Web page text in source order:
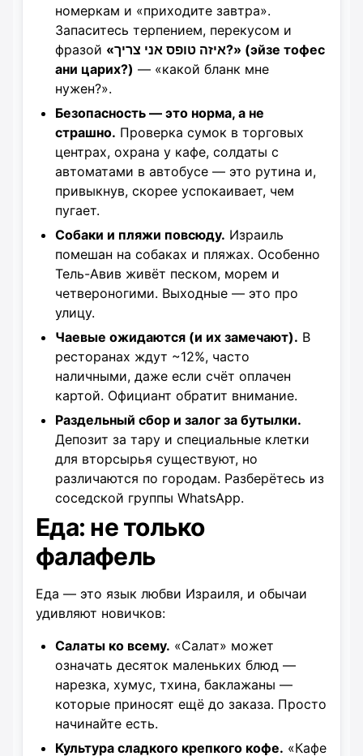
номеркам и «приходите завтра».
Запаситесь терпением, перекусом и
фразой «איזה טופס אני צריך?» (эйзе тофес
ани царих?) — «какой бланк мне
нужен?».
Безопасность — это норма, а не
страшно. Проверка сумок в торговых
центрах, охрана у кафе, солдаты с
автоматами в автобусе — это рутина и,
привыкнув, скорее успокаивает, чем
пугает.
Собаки и пляжи повсюду. Израиль
помешан на собаках и пляжах. Особенно
Тель-Авив живёт песком, морем и
четвероногими. Выходные — это про
улицу.
Чаевые ожидаются (и их замечают). В
ресторанах ждут ~12%, часто
наличными, даже если счёт оплачен
картой. Официант обратит внимание.
Раздельный сбор и залог за бутылки.
Депозит за тару и специальные клетки
для вторсырья существуют, но
различаются по городам. Разберётесь из
соседской группы WhatsApp.
Еда: не только
фалафель
Еда — это язык любви Израиля, и обычаи
удивляют новичков:
Салаты ко всему. «Салат» может
означать десяток маленьких блюд —
нарезка, хумус, тхина, баклажаны —
которые приносят ещё до заказа. Просто
начинайте есть.
Культура сладкого крепкого кофе. «Кафе